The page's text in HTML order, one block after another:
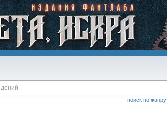
поиск по жанру